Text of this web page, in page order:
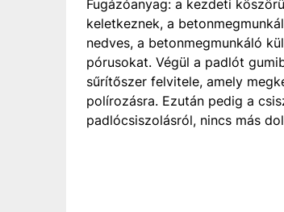
Fugázóanyag: a kezdeti
keletkeznek, a
nedves, a betonmegmunkáló
pórusokat. Végül a padlót
sűrítőszer felvitele, amely
polírozásra. Ezután pedig a
padlócsiszolásról, nincs más